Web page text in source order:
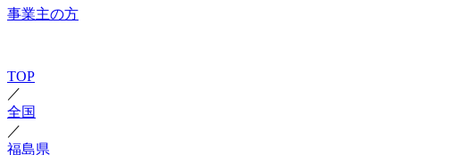
事業主の方
TOP
／
全国
／
福島県